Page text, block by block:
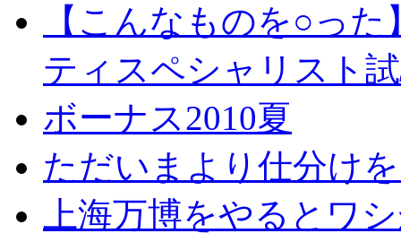
【こんなものを○っ
ティスペシャリスト
ボーナス2010夏
ただいまより仕分け
上海万博をやるとワ